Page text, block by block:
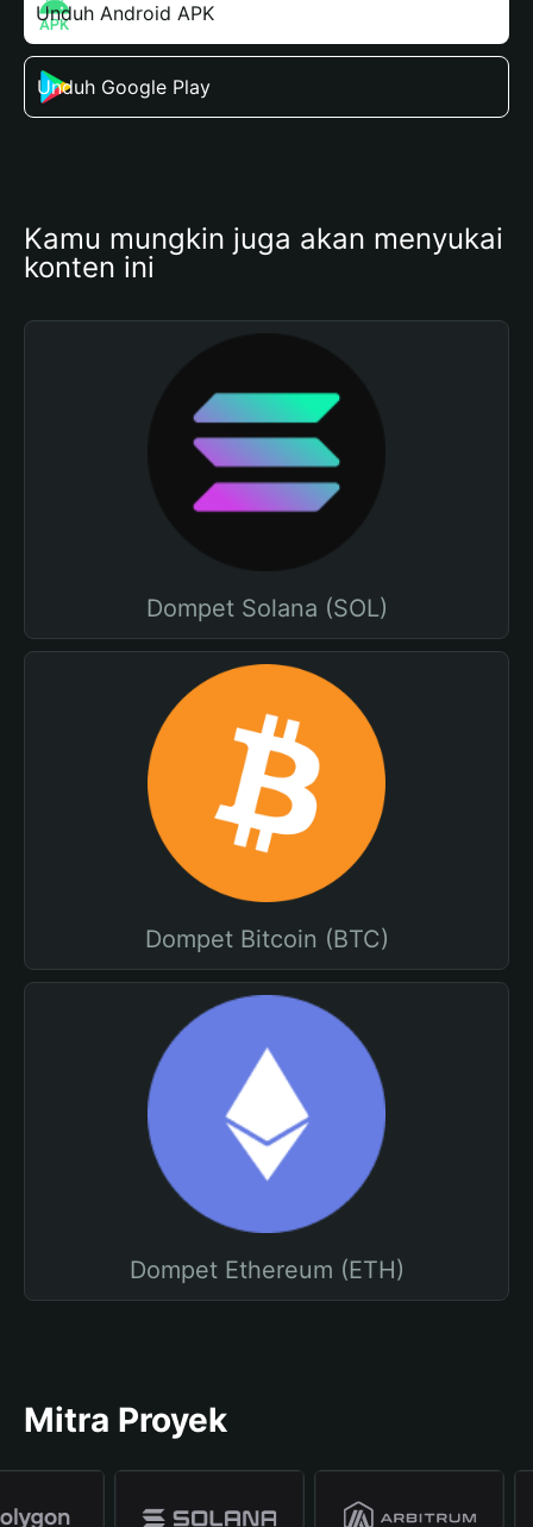
Unduh Android APK
Unduh Google Play
Kamu mungkin juga akan menyukai
konten ini
Dompet Solana (SOL)
Dompet Bitcoin (BTC)
Dompet Ethereum (ETH)
Mitra Proyek